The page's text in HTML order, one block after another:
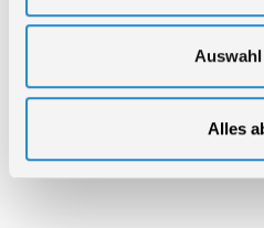
Alles
Bei Fragen rund um unsere Produkte
Samstag